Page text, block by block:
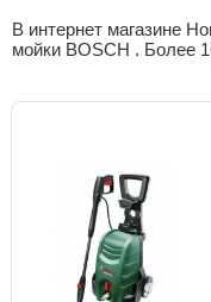
В интернет магазине
мойки BOSCH . Более